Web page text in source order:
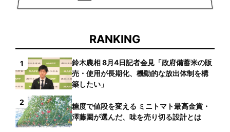
RANKING
1
鈴木農相 8月4日記者会見「政府備蓄米の販
売・使用が長期化、機動的な放出体制を構
築したい」
2
糖度で値段を変える ミニトマト最高金賞・
澤藤園が選んだ、味を売り切る設計とは